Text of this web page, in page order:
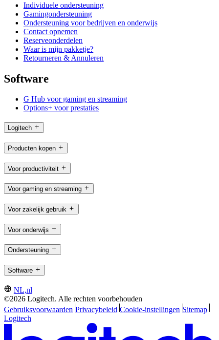
Individuele ondersteuning
Gamingondersteuning
Ondersteuning voor bedrijven en onderwijs
Contact opnemen
Reserveonderdelen
Waar is mijn pakketje?
Retourneren & Annuleren
Software
G Hub voor gaming en streaming
Options+ voor prestaties
Logitech
Producten kopen
Voor productiviteit
Voor gaming en streaming
Voor zakelijk gebruik
Voor onderwijs
Ondersteuning
Software
NL,nl
©2026 Logitech. Alle rechten voorbehouden
Gebruiksvoorwaarden Privacybeleid Cookie-instellingen Sitemap
Logitech